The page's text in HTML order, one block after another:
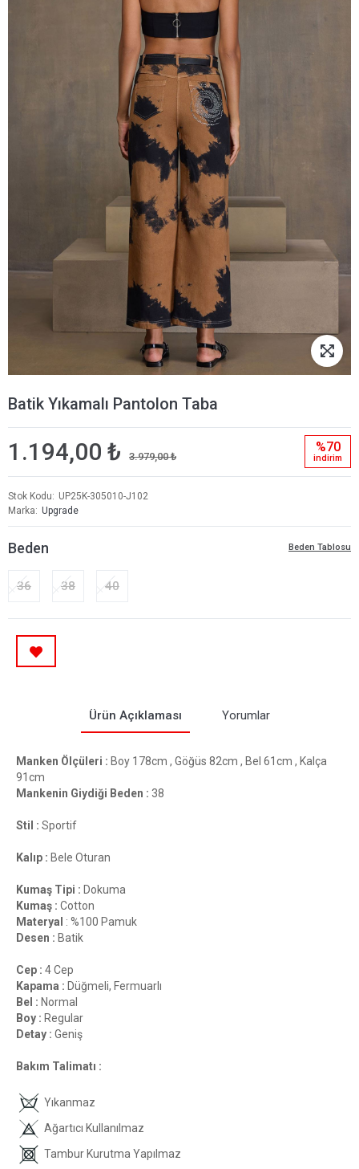
Batik Yıkamalı Pantolon Taba
1.194,00 ₺ 3.979,00 ₺
%70
i̇ndi̇ri̇m
Stok Kodu
UP25K-305010-J102
Marka
Upgrade
Beden Tablosu
Beden
36 38 40
Ürün Açıklaması Yorumlar
Manken Ölçüleri : Boy 178cm , Göğüs 82cm , Bel 61cm , Kalça
91cm
Mankenin Giydiği Beden : 38
Stil : Sportif
Kalıp : Bele Oturan
Kumaş Tipi : Dokuma
Kumaş : Cotton
Materyal : %100 Pamuk
Desen : Batik
Cep : 4 Cep
Kapama : Düğmeli, Fermuarlı
Bel : Normal
Boy : Regular
Detay : Geniş
Bakım Talimatı :
Yıkanmaz
Ağartıcı Kullanılmaz
Tambur Kurutma Yapılmaz